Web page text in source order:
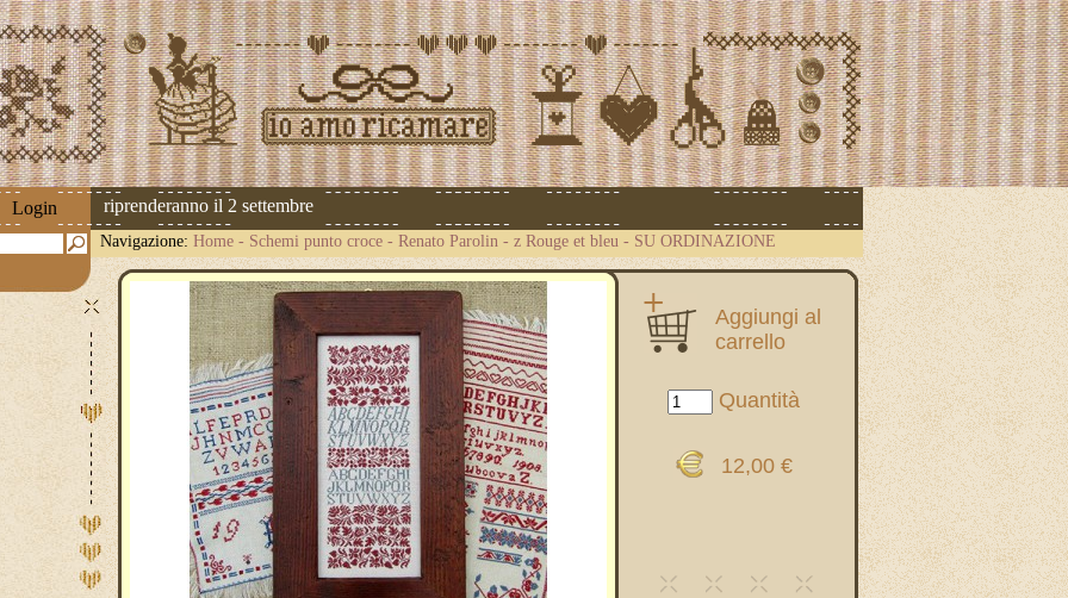
Login riprenderanno il 2 settembre
Navigazione: Home - Schemi punto croce - Renato Parolin - z Rouge et bleu - SU ORDINAZIONE
Aggiungi al
carrello
Quantità
12,00 €